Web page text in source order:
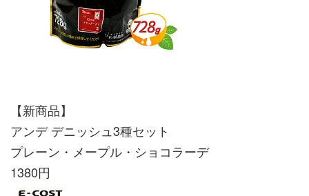
【新商品】
アンデ デニッシュ3種セット
プレーン・メープル・ショコラーデ
1380円